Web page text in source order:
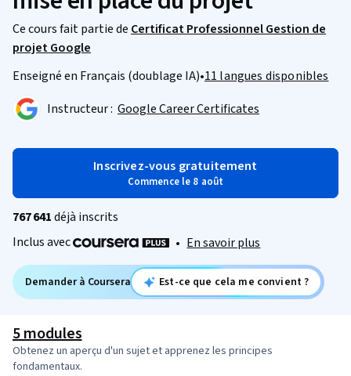
Ce cours fait partie de Certificat Professionnel Gestion de
projet Google
Enseigné en Français (doublage IA)•11 langues disponibles
Instructeur : Google Career Certificates
Inscrivez-vous gratuitement
Commence le 8 août
767 641déjà inscrits
Inclus avec
• En savoir plus
Demander à Coursera Est-ce que cela me convient ?
5 modules
Obtenez un aperçu d'un sujet et apprenez les principes
fondamentaux.